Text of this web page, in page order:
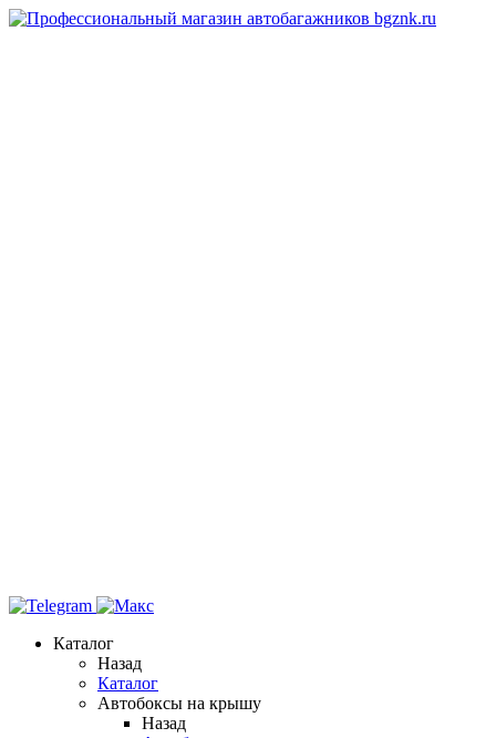
Каталог
Назад
Каталог
Автобоксы на крышу
Назад